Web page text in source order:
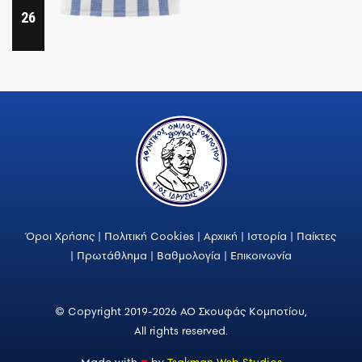
26
Όροι Χρήσης | Πολιτική Cookies | Αρχική | Ιστορία | Παίκτες
| Πρωτάθλημα | Βαθμολογία | Επικοινωνία
© Copyright 2019-2026 ΑΟ Σκουφάς Κομποτίου,
All rights reserved.